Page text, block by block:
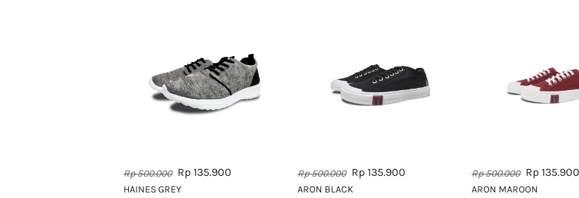
Rp 500.000 Rp 135.900
HAINES GREY
Rp 500.000 Rp 135.900
ARON BLACK
Rp 500.000 Rp 135.900
ARON MAROON